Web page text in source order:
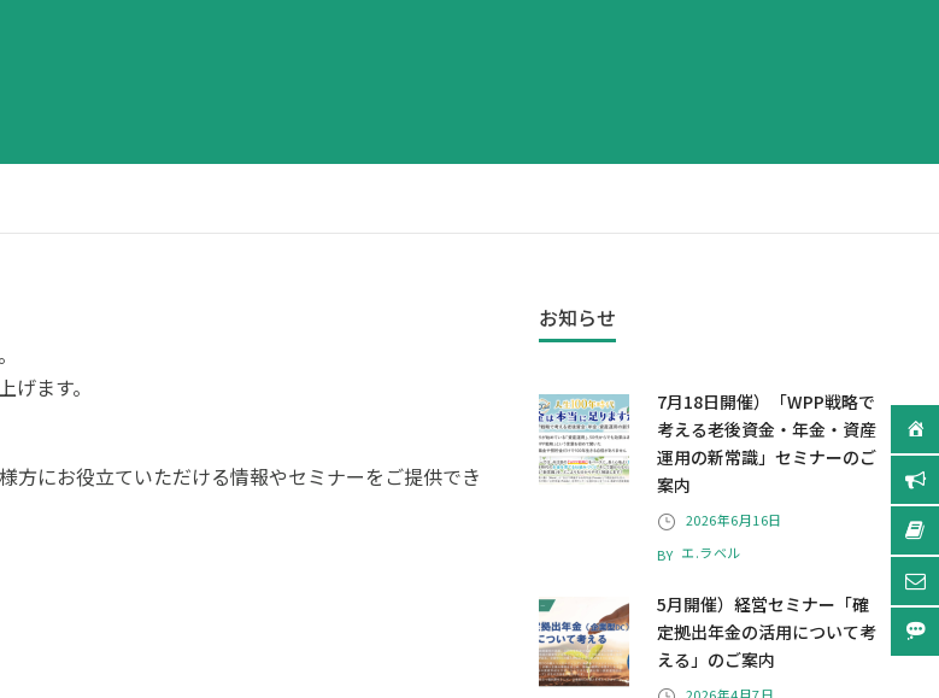
ます。
方にお役立ていただける情報やセミナーをご提供でき
お知らせ
7月18日開催）「WPP戦略で
考える老後資金・年金・資産
運用の新常識」セミナーのご
案内
2026年6月16日
BY エ.ラベル
5月開催）経営セミナー「確
定拠出年金の活用について考
える」のご案内